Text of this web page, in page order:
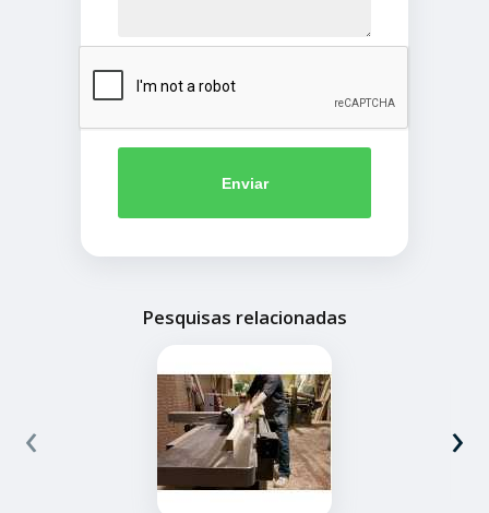
Enviar
Pesquisas relacionadas
‹ ›